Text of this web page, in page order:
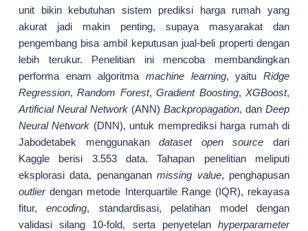
unit bikin kebutuhan sistem prediksi harga rumah yang
akurat jadi makin penting, supaya masyarakat dan
pengembang bisa ambil keputusan jual-beli properti dengan
lebih terukur. Penelitian ini mencoba membandingkan
performa enam algoritma machine learning, yaituRidge
Regression,Random Forest,Gradient Boosting,XGBoost,
Artificial Neural Network (ANN)Backpropagation, danDeep
Neural Network (DNN), untuk memprediksi harga rumah di
Jabodetabek menggunakandataset open source dari
Kaggle berisi 3.553 data. Tahapan penelitian meliputi
eksplorasi data, penangananmissing value, penghapusan
outlierdengan metode Interquartile Range (IQR), rekayasa
fitur,encoding, standardisasi, pelatihan model dengan
validasi silang 10-fold, serta penyetelanhyperparameter